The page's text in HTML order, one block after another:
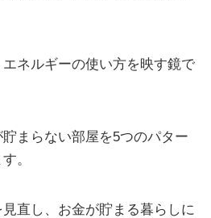
ネルギーの使い方を映す鏡で
まらない部屋を5つのパター
。
直し、お金が貯まる暮らしに